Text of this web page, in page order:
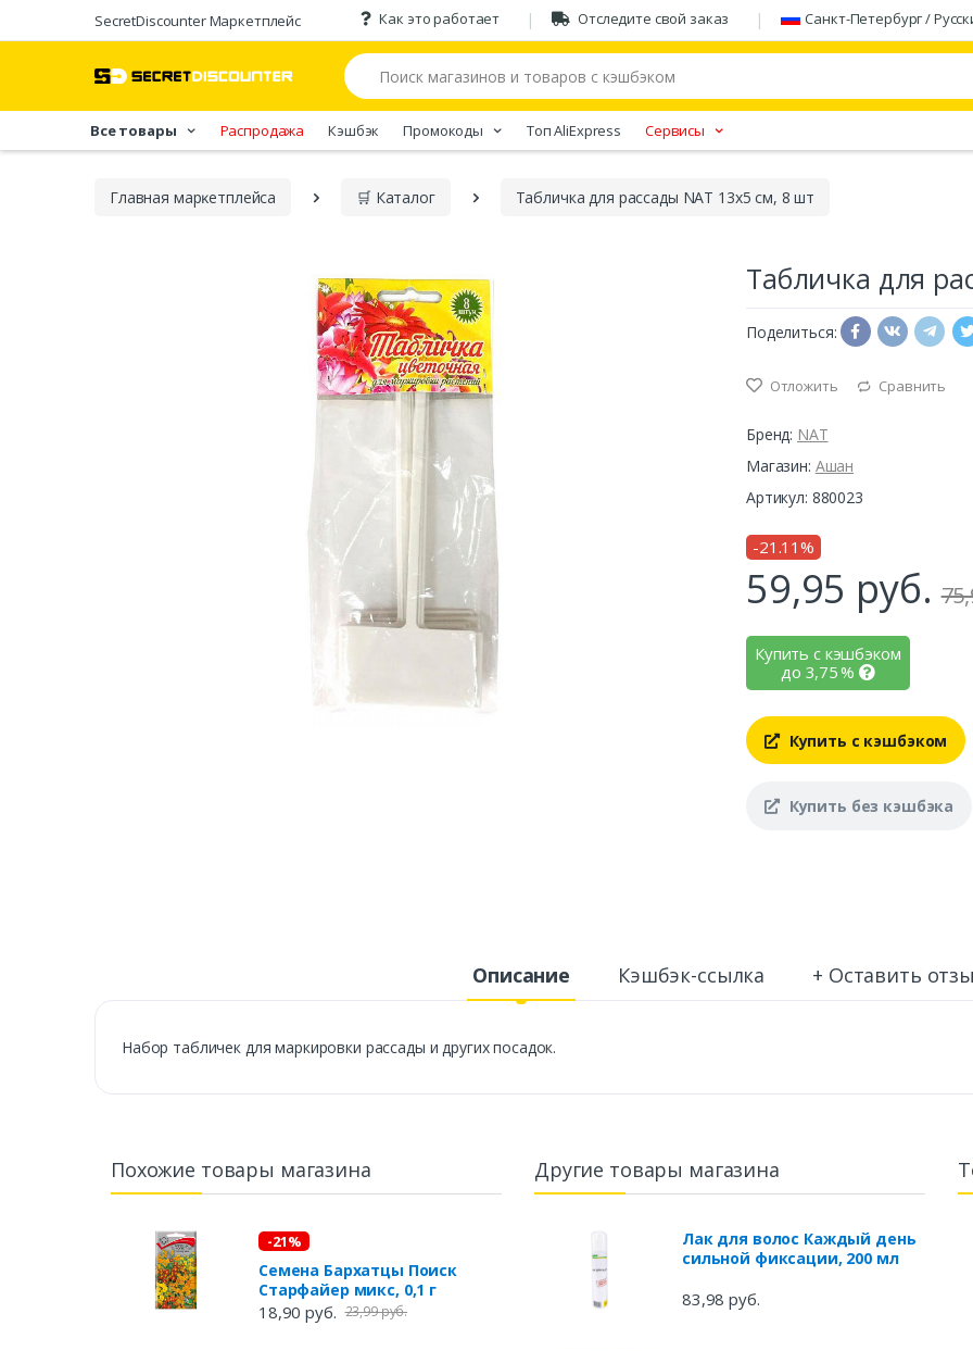
SecretDiscounter Маркетплейс Как это работает Отследите свой заказ Санкт-Петербург /
Все товары Распродажа Кэшбэк Промокоды Tоп AliExpress Сервисы
Главная марĸетплейса 🛒 Каталог Табличка для рассады NAT 13х5 см, 8 шт
Табличка для
Поделиться:
Отложить Сравнить
Бренд: NAT
Магазин: Ашан
Артикул: 880023
-21.11%
59,95 руб.
Купить с кэшбэком
до 3,75%
Купить с кэшбэком
Купить без кэшбэка
Описание Кэшбэк-ссылка + Оставить
Набор табличек для маркировки рассады и других посадок.
Похожие товары магазина
-21%
Семена Бархатцы Поиск
Старфайер микс, 0,1 г
18,90 руб. 23,99 руб.
Другие товары магазина
Лак для волос Каждый день
сильной фиксации, 200 мл
83,98 руб.